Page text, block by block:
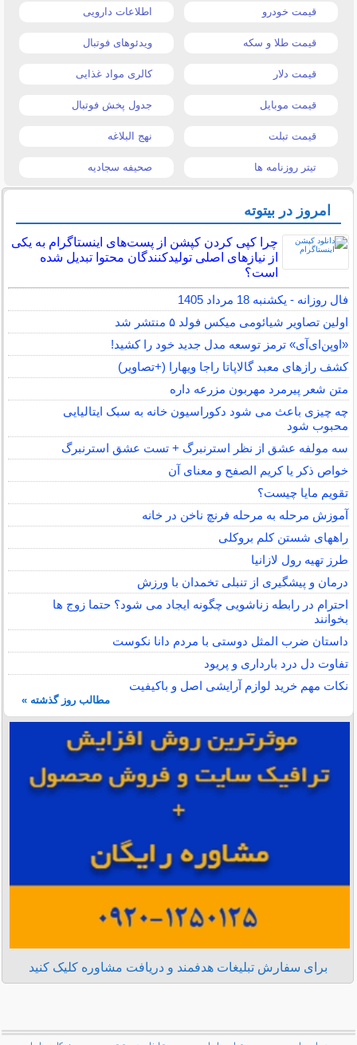
قیمت خودرو اطلاعات دارویی
قیمت طلا و سکه ویدئوهای فوتبال
قیمت دلار کالری مواد غذایی
قیمت موبایل جدول پخش فوتبال
قیمت تبلت نهج البلاغه
تیتر روزنامه ها صحیفه سجادیه
امروز در بیتوته
چرا کپی کردن کپشن از پست‌های اینستاگرام به یکی
از نیازهای اصلی تولیدکنندگان محتوا تبدیل شده
است؟
فال روزانه - یکشنبه 18 مرداد 1405
اولین تصاویر شیائومی میکس فولد ۵ منتشر شد
«اوپن‌ای‌آی» ترمز توسعه مدل جدید خود را کشید!
کشف رازهای معبد گالاپاتا راجا ویهارا (+تصاویر)
متن شعر پیرمرد مهربون مزرعه داره
چه چیزی باعث می شود دکوراسیون خانه به سبک ایتالیایی
محبوب شود
سه مولفه عشق از نظر استرنبرگ + تست عشق استرنبرگ
خواص ذکر یا کریم الصفح و معنای آن
تقویم مایا چیست؟
آموزش مرحله به مرحله فرنچ ناخن در خانه
راههای شستن کلم بروکلی
طرز تهیه رول لازانیا
درمان و پیشگیری از تنبلی تخمدان با ورزش
احترام در رابطه زناشویی چگونه ایجاد می شود؟ حتما زوج ها
بخوانند
داستان ضرب المثل دوستی با مردم دانا نكوست
تفاوت دل درد بارداری و پریود
نکات مهم خرید لوازم آرایشی اصل و باکیفیت
مطالب روز گذشته »
برای سفارش تبلیغات هدفمند و دریافت مشاوره کلیک کنید